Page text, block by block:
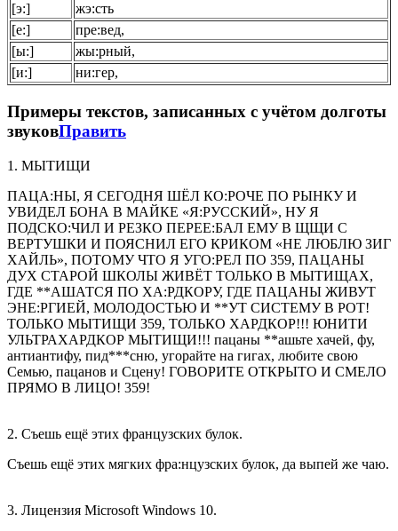
[э:]
жэ:сть
[е:]
пре:вед,
[ы:]
жы:рный,
[и:]
ни:гер,
Примеры текстов, записанных с учётом долготы
звуковПравить
1. МЫТИЩИ
ПАЦА:НЫ, Я СЕГОДНЯ ШЁЛ КО:РОЧЕ ПО РЫНКУ И
УВИДЕЛ БОНА В МАЙКЕ «Я:РУССКИЙ», НУ Я
ПОДСКО:ЧИЛ И РЕЗКО ПЕРЕЕ:БАЛ ЕМУ В ЩЩИ С
ВЕРТУШКИ И ПОЯСНИЛ ЕГО КРИКОМ «НЕ ЛЮБЛЮ ЗИГ
ХАЙЛЬ», ПОТОМУ ЧТО Я УГО:РЕЛ ПО 359, ПАЦАНЫ
ДУХ СТАРОЙ ШКОЛЫ ЖИВЁТ ТОЛЬКО В МЫТИЩАХ,
ГДЕ **АШАТСЯ ПО ХА:РДКОРУ, ГДЕ ПАЦАНЫ ЖИВУТ
ЭНЕ:РГИЕЙ, МОЛОДОСТЬЮ И **УТ СИСТЕМУ В РОТ!
ТОЛЬКО МЫТИЩИ 359, ТОЛЬКО ХАРДКОР!!! ЮНИТИ
УЛЬТРАХАРДКОР МЫТИЩИ!!! пацаны **ашьте хачей, фу,
антиантифу, пид***сню, угорайте на гигах, любите свою
Семью, пацанов и Сцену! ГОВОРИТЕ ОТКРЫТО И СМЕЛО
ПРЯМО В ЛИЦО! 359!
2. Съешь ещё этих французских булок.
Съешь ещё этих мягких фра:нцузских булок, да выпей же чаю.
3. Лицензия Microsoft Windows 10.